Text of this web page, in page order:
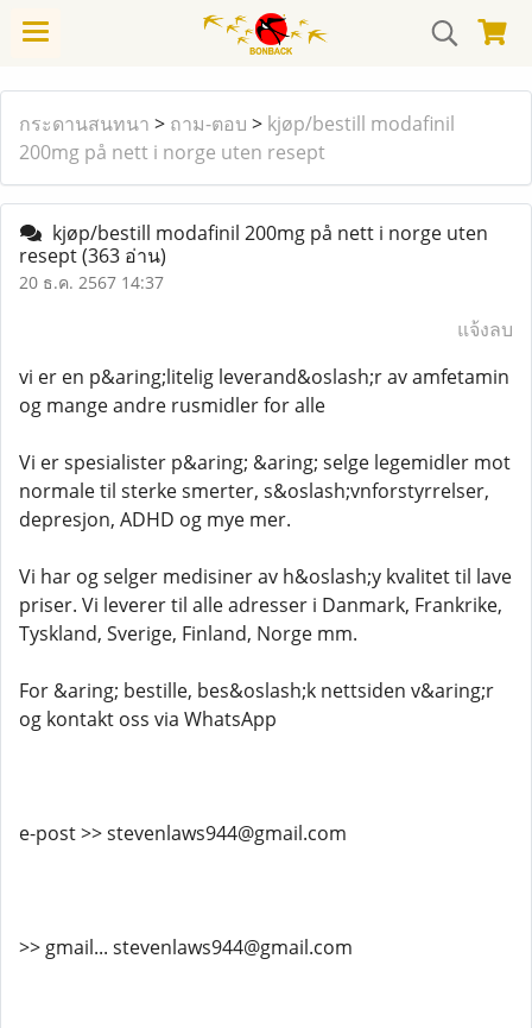
กระดานสนทนา > ถาม-ตอบ > kjøp/bestill modafinil
200mg på nett i norge uten resept
kjøp/bestill modafinil 200mg på nett i norge uten
resept(363 อ่าน)
20 ธ.ค. 2567 14:37
แจ้งลบ
vi er en p&aring;litelig leverand&oslash;r av amfetamin
og mange andre rusmidler for alle
Vi er spesialister p&aring; &aring; selge legemidler mot
normale til sterke smerter, s&oslash;vnforstyrrelser,
depresjon, ADHD og mye mer.
Vi har og selger medisiner av h&oslash;y kvalitet til lave
priser. Vi leverer til alle adresser i Danmark, Frankrike,
Tyskland, Sverige, Finland, Norge mm.
For &aring; bestille, bes&oslash;k nettsiden v&aring;r
og kontakt oss via WhatsApp
e-post >> stevenlaws944@gmail.com
>> gmail... stevenlaws944@gmail.com